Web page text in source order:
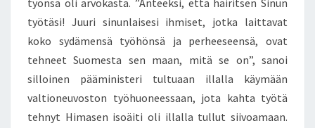
työnsä oli arvokasta. ”Anteeksi, että häiritsen Sinun
työtäsi! Juuri sinunlaisesi ihmiset, jotka laittavat
koko sydämensä työhönsä ja perheeseensä, ovat
tehneet Suomesta sen maan, mitä se on”, sanoi
silloinen pääministeri tultuaan illalla käymään
valtioneuvoston työhuoneessaan, jota kahta työtä
tehnyt Himasen isoäiti oli illalla tullut siivoamaan.